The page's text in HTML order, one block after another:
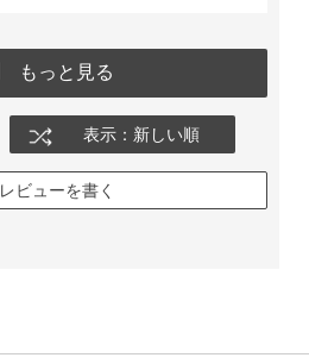
もっと見る
表示：新しい順
レビューを書く